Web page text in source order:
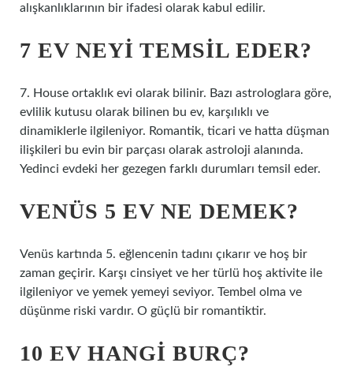
alışkanlıklarının bir ifadesi olarak kabul edilir.
7 EV NEYI TEMSIL EDER?
7. House ortaklık evi olarak bilinir. Bazı astrologlara göre,
evlilik kutusu olarak bilinen bu ev, karşılıklı ve
dinamiklerle ilgileniyor. Romantik, ticari ve hatta düşman
ilişkileri bu evin bir parçası olarak astroloji alanında.
Yedinci evdeki her gezegen farklı durumları temsil eder.
VENÜS 5 EV NE DEMEK?
Venüs kartında 5. eğlencenin tadını çıkarır ve hoş bir
zaman geçirir. Karşı cinsiyet ve her türlü hoş aktivite ile
ilgileniyor ve yemek yemeyi seviyor. Tembel olma ve
düşünme riski vardır. O güçlü bir romantiktir.
10 EV HANGI BURÇ?